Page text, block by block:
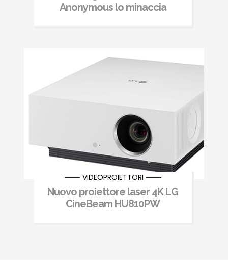
Anonymous lo minaccia
VIDEOPROIETTORI
Nuovo proiettore laser 4K LG
CineBeam HU810PW